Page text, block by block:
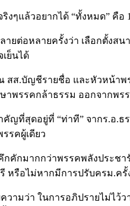
ๆแล้วอยากได้ “ทั้งหมด” คื
ยต่อหลายครั้งว่า เลือกตั้ง
ย็นได้
สส.บัญชีรายชื่อ และหัวหน้า
าพรรคกล้าธรรม ออกจาก
ญที่สุดอยู่ที่ “ท่าที” จากร.อ.
รคผู้เดียว
คักมากกว่าพรรคพลังประช
หรือไม่หากมีการปรับครม.ครั้
มว่า ในการอภิปรายไม่ไว้